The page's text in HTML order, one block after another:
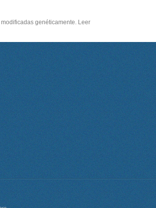
genéticamente. Leer